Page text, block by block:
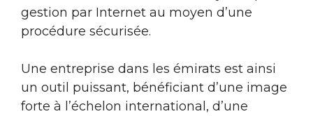
gestion par Internet au moyen d’une
procédure sécurisée.
Une entreprise dans les émirats est ainsi
un outil puissant, bénéficiant d’une image
forte à l’échelon international, d’une